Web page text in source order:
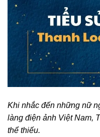
Khi nhắc đến những nữ
làng điện ảnh Việt Nam,
thể thiếu.